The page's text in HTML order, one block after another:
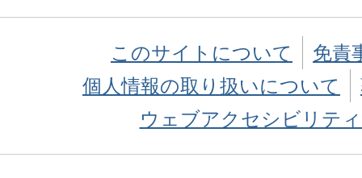
このサイトについて
免責
個人情報の取り扱いについて
ウェブアクセシビリテ